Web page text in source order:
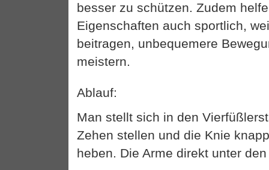
besser zu schützen. Zudem
Eigenschaften auch sportlich,
beitragen, unbequemere
meistern.
Ablauf:
Man stellt sich in den
Zehen stellen und die Knie
heben. Die Arme direkt unter